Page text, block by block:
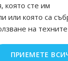
която сте им
или която са
на техните
ПРИЕМЕТЕ